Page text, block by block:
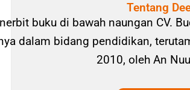
Tentang
buku di bawah naungan CV.
dalam bidang pendidikan,
2010, oleh An